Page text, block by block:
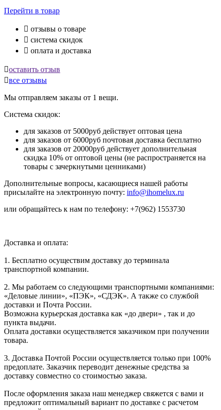
Перейти в товар
 отзывы о товаре
 система скидок
 оплата и доставка
оставить отзыв
все отзывы
Мы отправляем заказы от 1 вещи.
Система скидок:
для заказов от 5000руб действует оптовая цена
для заказов от 6000руб почтовая доставка бесплатно
для заказов от 20000руб действует дополнительная
скидка 10% от оптовой цены (не распространяется на
товары с зачеркнутыми ценниками)
Дополнительные вопросы, касающиеся нашей работы
присылайте на электронную почту: info@ihomelux.ru
или обращайтесь к нам по телефону: +7(962) 1553730
Доставка и оплата:
1. Бесплатно осуществим доставку до терминала
транспортной компании.
2. Мы работаем со следующими транспортными компаниями:
«Деловые линии», «ПЭК», «СДЭК». А также со службой
доставки и Почта России.
Возможна курьерская доставка как «до двери» , так и до
пункта выдачи.
Оплата доставки осуществляется заказчиком при получении
товара.
3. Доставка Почтой России осуществляется только при 100%
предоплате. Заказчик переводит денежные средства за
доставку совместно со стоимостью заказа.
После оформления заказа наш менеджер свяжется с вами и
предложит оптимальный вариант по доставке с расчетом